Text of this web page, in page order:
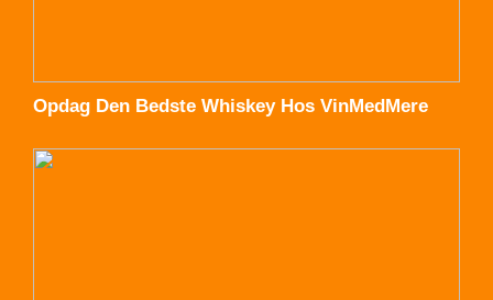
Opdag Den Bedste Whiskey Hos VinMedMere